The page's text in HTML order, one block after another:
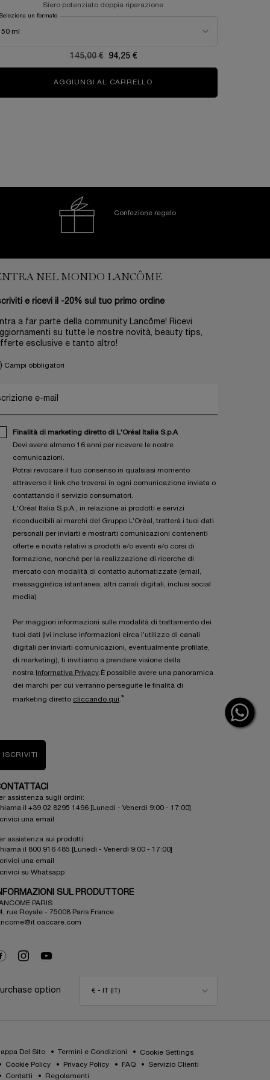
CONTORNO OCCHI
Siero potenziato doppia riparazione
Seleziona un formato
Old price
145,00 € New price
94,25 €
AGGIUNGI AL CARRELLO
Confezione regalo
NEL MONDO LANCÔME
e ricevi il -20% sul tuo primo ordine
a far parte della community Lancôme! Ricevi
su tutte le nostre novità, beauty tips,
esclusive e tanto altro!
Campi obbligatori
e-mail
Finalità di marketing diretto di L'Oréal Italia S.p.A
Devi avere almeno 16 anni per ricevere le nostre
comunicazioni.
Potrai revocare il tuo consenso in qualsiasi momento
attraverso il link che troverai in ogni comunicazione inviata o
contattando il servizio consumatori.
L'Oréal Italia S.p.A., in relazione ai prodotti e servizi
riconducibili ai marchi del Gruppo L’Oréal, tratterà i tuoi dati
personali per inviarti e mostrarti comunicazioni contenenti
offerte e novità relativi a prodotti e/o eventi e/o corsi di
formazione, nonché per la realizzazione di ricerche di
mercato con modalità di contatto automatizzate (email,
messaggistica istantanea, altri canali digitali, inclusi social
media)
Per maggiori informazioni sulle modalità di trattamento dei
tuoi dati (ivi incluse informazioni circa l’utilizzo di canali
digitali per inviarti comunicazioni, eventualmente profilate,
di marketing), ti invitiamo a prendere visione della
nostra
Informativa Privacy.È possibile avere una panoramica
dei marchi per cui verranno perseguite le finalità di
marketing diretto cliccando qui.*
ISCRIVITI
assistenza sugli ordini:
il +39 02 8295 1496 [Lunedì - Venerdì 9:00 - 17:00]
una email
assistenza sui prodotti:
il 800 916 485 [Lunedì - Venerdì 9:00 - 17:00]
una email
su Whatsapp
SUL PRODUTTORE
PARIS
rue Royale - 75008 Paris France
option € - IT (IT)
Del Sito Termini e Condizioni
Cookie Settings
Cookie Policy
Privacy Policy FAQ
Servizio Clienti
Contatti
Regolamenti